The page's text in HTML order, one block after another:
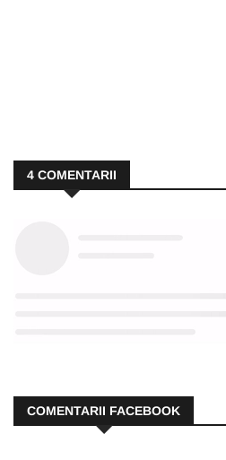
4 COMENTARII
COMENTARII FACEBOOK